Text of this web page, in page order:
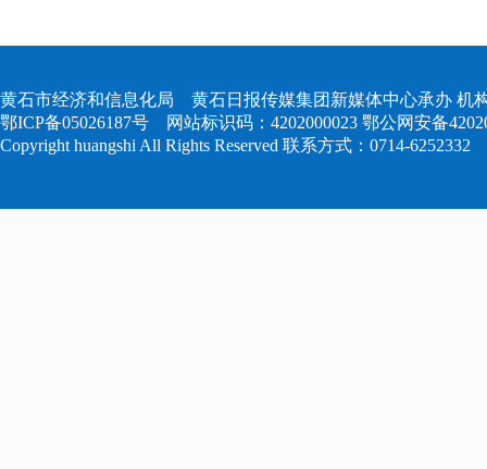
黄石市经济和信息化局 黄石日报传媒集团新媒体中心承办 机
鄂ICP备05026187号 网站标识码：4202000023 鄂公网安备
Copyright huangshi All Rights Reserved 联系方式：0714-6252332